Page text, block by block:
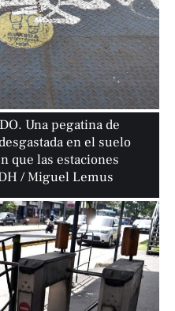
Una pegatina de
en el suelo
que las estaciones
/ Miguel Lemus